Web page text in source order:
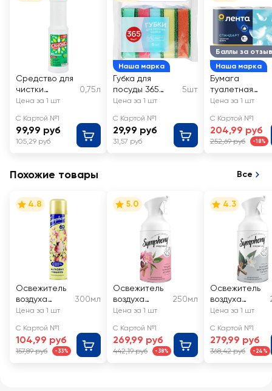
Средство для
чистки
сантехники
0,75л
Цена за 1 шт
С Картой №1
99,99 руб
105,29 руб
Наша марка
Губка для
посуды 365
ДНЕЙ большая
5шт
Цена за 1 шт
С Картой №1
29,99 руб
31,57 руб
Баллы за отзыв
Наша марка
Бумага
туалетная
ЛЕНТА 2 слоя
Цена за 1 шт
С Картой №1
204,99 руб
252,69 руб -18%
Похожие товары Все
4.8
Освежитель
воздуха
SYMPHONY
ваниль
300мл
Цена за 1 шт
С Картой №1
104,99 руб
157,89 руб -33%
5.0
Освежитель
воздуха
SYMPHONY
парфюм
Вишня,
миндаль,
250мл
Цена за 1 шт
С Картой №1
269,99 руб
442,19 руб -38%
4.3
Освежитель
воздуха
SYMPHONY
парфюм
Жасмин,
флердоранж,
Цена за 1 шт
С Картой №1
279,99 руб
368,42 руб -24%